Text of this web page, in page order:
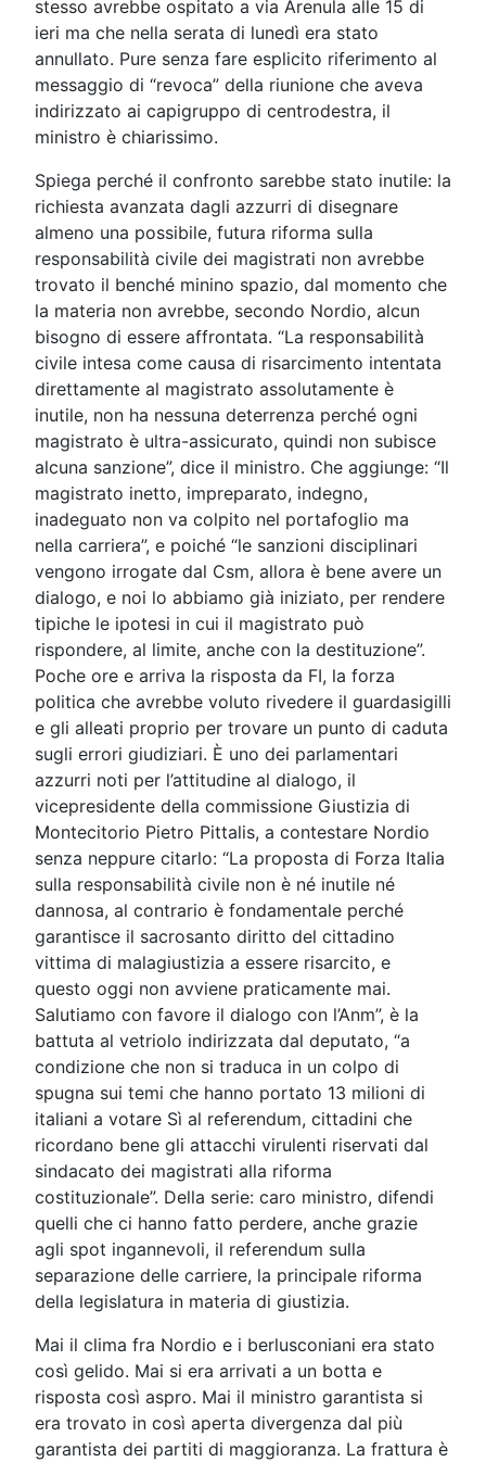
stesso avrebbe ospitato a via Arenula alle 15 di
ieri ma che nella serata di lunedì era stato
annullato. Pure senza fare esplicito riferimento al
messaggio di “revoca” della riunione che aveva
indirizzato ai capigruppo di centrodestra, il
ministro è chiarissimo.
Spiega perché il confronto sarebbe stato inutile: la
richiesta avanzata dagli azzurri di disegnare
almeno una possibile, futura riforma sulla
responsabilità civile dei magistrati non avrebbe
trovato il benché minino spazio, dal momento che
la materia non avrebbe, secondo Nordio, alcun
bisogno di essere affrontata. “La responsabilità
civile intesa come causa di risarcimento intentata
direttamente al magistrato assolutamente è
inutile, non ha nessuna deterrenza perché ogni
magistrato è ultra-assicurato, quindi non subisce
alcuna sanzione”, dice il ministro. Che aggiunge: “Il
magistrato inetto, impreparato, indegno,
inadeguato non va colpito nel portafoglio ma
nella carriera”, e poiché “le sanzioni disciplinari
vengono irrogate dal Csm, allora è bene avere un
dialogo, e noi lo abbiamo già iniziato, per rendere
tipiche le ipotesi in cui il magistrato può
rispondere, al limite, anche con la destituzione”.
Poche ore e arriva la risposta da FI, la forza
politica che avrebbe voluto rivedere il guardasigilli
e gli alleati proprio per trovare un punto di caduta
sugli errori giudiziari. È uno dei parlamentari
azzurri noti per l’attitudine al dialogo, il
vicepresidente della commissione Giustizia di
Montecitorio Pietro Pittalis, a contestare Nordio
senza neppure citarlo: “La proposta di Forza Italia
sulla responsabilità civile non è né inutile né
dannosa, al contrario è fondamentale perché
garantisce il sacrosanto diritto del cittadino
vittima di malagiustizia a essere risarcito, e
questo oggi non avviene praticamente mai.
Salutiamo con favore il dialogo con l’Anm”, è la
battuta al vetriolo indirizzata dal deputato, “a
condizione che non si traduca in un colpo di
spugna sui temi che hanno portato 13 milioni di
italiani a votare Sì al referendum, cittadini che
ricordano bene gli attacchi virulenti riservati dal
sindacato dei magistrati alla riforma
costituzionale”. Della serie: caro ministro, difendi
quelli che ci hanno fatto perdere, anche grazie
agli spot ingannevoli, il referendum sulla
separazione delle carriere, la principale riforma
della legislatura in materia di giustizia.
Mai il clima fra Nordio e i berlusconiani era stato
così gelido. Mai si era arrivati a un botta e
risposta così aspro. Mai il ministro garantista si
era trovato in così aperta divergenza dal più
garantista dei partiti di maggioranza. La frattura è